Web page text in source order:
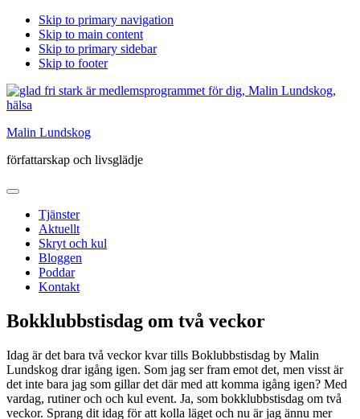
Skip to primary navigation
Skip to main content
Skip to primary sidebar
Skip to footer
Malin Lundskog
författarskap och livsglädje
Tjänster
Aktuellt
Skryt och kul
Bloggen
Poddar
Kontakt
Bokklubbstisdag om två veckor
Idag är det bara två veckor kvar tills Boklubbstisdag by Malin
Lundskog drar igång igen. Som jag ser fram emot det, men visst är
det inte bara jag som gillar det där med att komma igång igen? Med
vardag, rutiner och och kul event. Ja, som bokklubbstisdag om två
veckor. Sprang dit idag för att kolla läget och nu är jag ännu mer